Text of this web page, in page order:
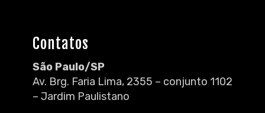
Contatos
São Paulo/SP
Av. Brg. Faria Lima, 2355 – conjunto 1102
– Jardim Paulistano